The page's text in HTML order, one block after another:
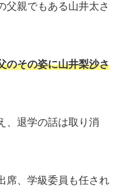
父親でもある山井太さ
のその姿に山井梨沙さ
、退学の話は取り消
席、学級委員も任され